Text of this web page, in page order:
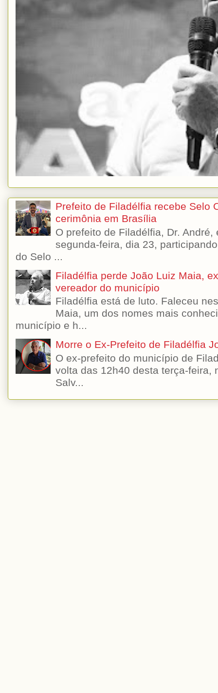
Prefeito de Filadélfia recebe Selo
cerimônia em Brasília
O prefeito de Filadélfia, Dr.
segunda-feira, dia 23,
do Selo ...
Filadélfia perde João Luiz Maia,
vereador do município
Filadélfia está de luto. Faleceu
Maia, um dos nomes mais
município e h...
Morre o Ex-Prefeito de Filadélfia
O ex-prefeito do município de
volta das 12h40 desta terça-feira,
Salv...